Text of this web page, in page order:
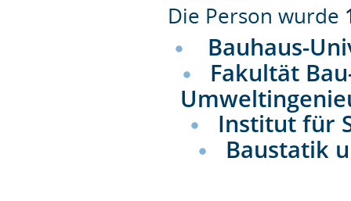
Die Person wurde
Bauhaus-
Fakultät
Institut für
Baustatik